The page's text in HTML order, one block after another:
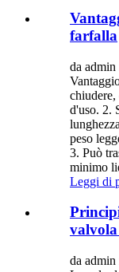
farfalla
da
chiudere,
d'uso. 2.
peso
3. Può
minimo
Leggi di
da